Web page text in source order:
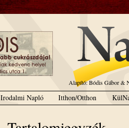
Alapító: Bódis Gábor &
Irodalmi Napló Itthon/Otthon